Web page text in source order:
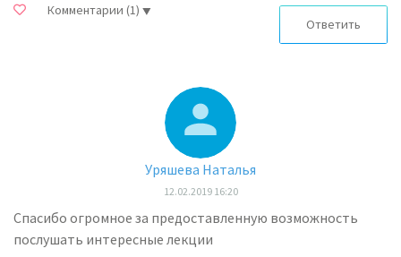
Комментарии (1)
Ответить
Уряшева Наталья
12.02.2019 16:20
Спасибо огромное за предоставленную возможность
послушать интересные лекции